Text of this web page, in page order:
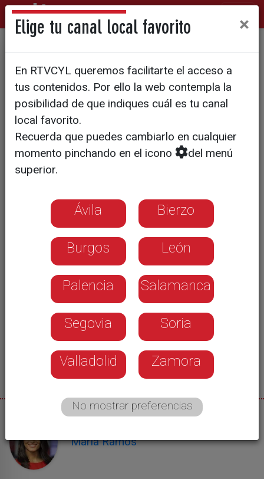
Un atlas de viñedos
históricos para captar más
turismo
Un proyecto pionero une a 21
municipios y 30 bodegas para ofrecer
rutas exclusivas y poner en valor el
María Ramos
Elige tu canal local favorito ×
En RTVCYL queremos facilitarte el acceso a
tus contenidos. Por ello la web contempla la
posibilidad de que indiques cuál es tu canal
local favorito.
Recuerda que puedes cambiarlo en cualquier
momento pinchando en el icono
del menú
superior.
Ávila Bierzo
Burgos León
Palencia Salamanca
Segovia Soria
Valladolid Zamora
No mostrar preferencias